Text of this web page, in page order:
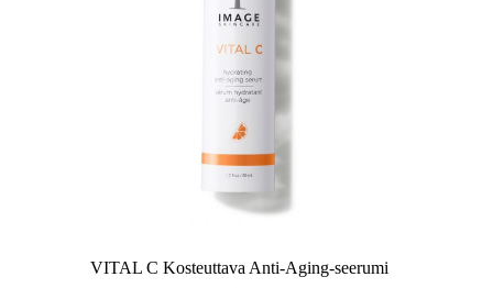
VITAL C Kosteuttava Anti-Aging-seerumi